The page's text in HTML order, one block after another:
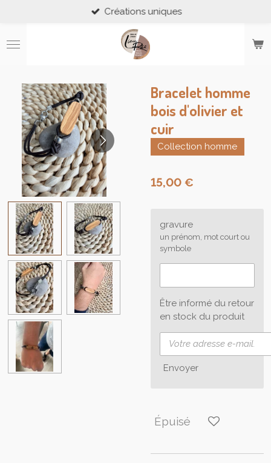
contenu
principal
Créations uniques
Bracelet homme
bois d'olivier et
cuir
Collection homme
15,00 €
gravure
un prénom, mot court ou
symbole
Être informé du retour
en stock du produit
Envoyer
Épuisé